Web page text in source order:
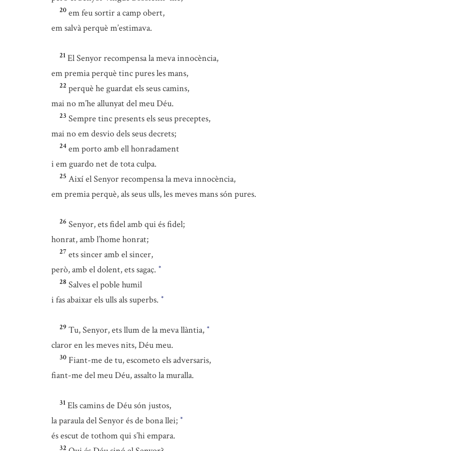
20 em feu sortir a camp obert,
em salvà perquè m’estimava.
21 El Senyor recompensa la meva innocència,
em premia perquè tinc pures les mans,
22 perquè he guardat els seus camins,
mai no m’he allunyat del meu Déu.
23 Sempre tinc presents els seus preceptes,
mai no em desvio dels seus decrets;
24 em porto amb ell honradament
i em guardo net de tota culpa.
25 Així el Senyor recompensa la meva innocència,
em premia perquè, als seus ulls, les meves mans són pures.
26 Senyor, ets fidel amb qui és fidel;
honrat, amb l’home honrat;
27 ets sincer amb el sincer,
però, amb el dolent, ets sagaç. *
28 Salves el poble humil
i fas abaixar els ulls als superbs. *
29 Tu, Senyor, ets llum de la meva llàntia, *
claror en les meves nits, Déu meu.
30 Fiant-me de tu, escometo els adversaris,
fiant-me del meu Déu, assalto la muralla.
31 Els camins de Déu són justos,
la paraula del Senyor és de bona llei; *
és escut de tothom qui s’hi empara.
32